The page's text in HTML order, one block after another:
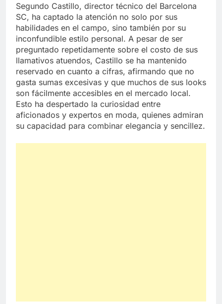
Segundo Castillo, director técnico del Barcelona
SC, ha captado la atención no solo por sus
habilidades en el campo, sino también por su
inconfundible estilo personal. A pesar de ser
preguntado repetidamente sobre el costo de sus
llamativos atuendos, Castillo se ha mantenido
reservado en cuanto a cifras, afirmando que no
gasta sumas excesivas y que muchos de sus looks
son fácilmente accesibles en el mercado local.
Esto ha despertado la curiosidad entre
aficionados y expertos en moda, quienes admiran
su capacidad para combinar elegancia y sencillez.